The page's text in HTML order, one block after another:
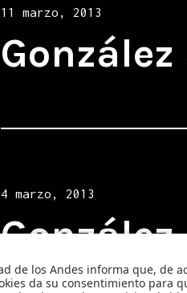
Posted
11 marzo, 2013
Posted
4 marzo, 2013